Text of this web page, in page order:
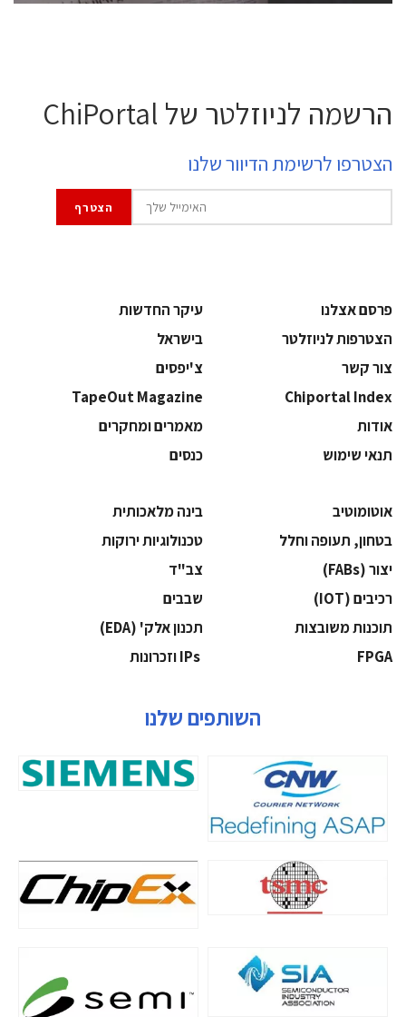
הרשמה לניוזלטר של ChiPortal
הצטרפו לרשימת הדיוור שלנו
פרסם אצלנו
עיקר החדשות
הצטרפות לניוזלטר
בישראל
צור קשר
צ'יפסים
Chiportal Index
TapeOut Magazine
אודות
מאמרים ומחקרים
תנאי שימוש
כנסים
אוטומוטיב
בינה מלאכותית
בטחון, תעופה וחלל
‫טכנולוגיות ירוקות‬
‫יצור (‪(FABs‬‬
‫צב"ד‬
‫רכיבים‬ (IOT)
‫שבבים‬
‫תוכנות משובצות‬
‫תכנון אלק' (‪(EDA‬‬
‫‪FPGA‬‬
השותפים שלנו